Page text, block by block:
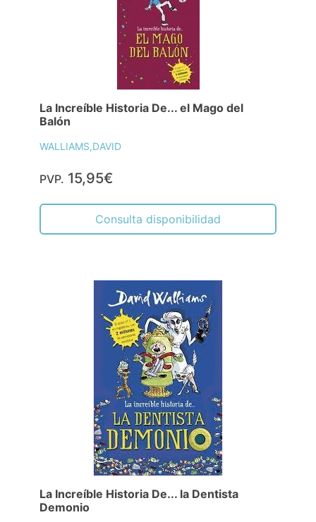
La Increíble Historia De... el Mago del
Balón
WALLIAMS,DAVID
PVP. 15,95€
Consulta disponibilidad
La Increíble Historia De... la Dentista
Demonio